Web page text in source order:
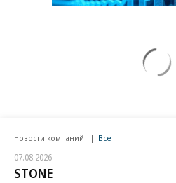
Новости компаний Все
07.08.2026
STONE